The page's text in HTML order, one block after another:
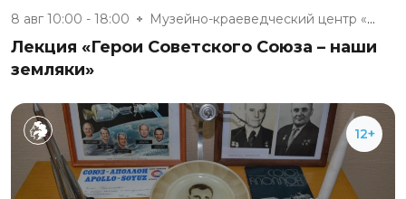
8 авг 10:00 - 18:00 Музейно-краеведческий центр «Д...
Лекция «Герои Советского Союза – наши
земляки»
12+